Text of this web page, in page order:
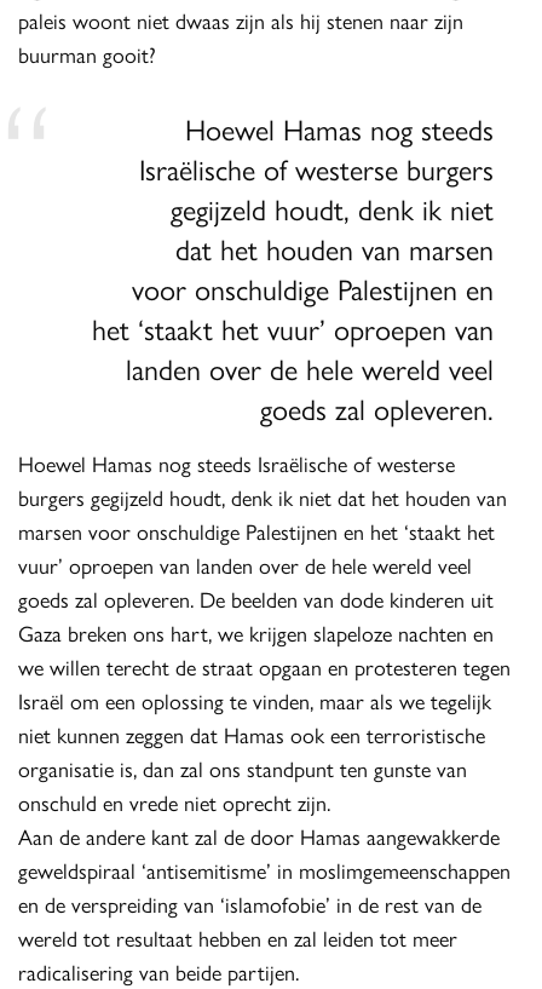
paleis woont niet dwaas zijn als hij stenen naar zijn
buurman gooit?
Hoewel Hamas nog steeds
Israëlische of westerse burgers
gegijzeld houdt, denk ik niet
dat het houden van marsen
voor onschuldige Palestijnen en
het ‘staakt het vuur’ oproepen van
landen over de hele wereld veel
goeds zal opleveren.
Hoewel Hamas nog steeds Israëlische of westerse
burgers gegijzeld houdt, denk ik niet dat het houden van
marsen voor onschuldige Palestijnen en het ‘staakt het
vuur’ oproepen van landen over de hele wereld veel
goeds zal opleveren. De beelden van dode kinderen uit
Gaza breken ons hart, we krijgen slapeloze nachten en
we willen terecht de straat opgaan en protesteren tegen
Israël om een oplossing te vinden, maar als we tegelijk
niet kunnen zeggen dat Hamas ook een terroristische
organisatie is, dan zal ons standpunt ten gunste van
onschuld en vrede niet oprecht zijn.
Aan de andere kant zal de door Hamas aangewakkerde
geweldspiraal ‘antisemitisme’ in moslimgemeenschappen
en de verspreiding van ‘islamofobie’ in de rest van de
wereld tot resultaat hebben en zal leiden tot meer
radicalisering van beide partijen.